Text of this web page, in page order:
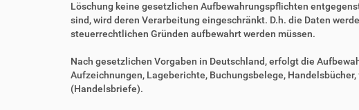
Löschung keine gesetzlichen Aufbewahrungspflichten
sind, wird deren Verarbeitung eingeschränkt. D.h. die Daten
steuerrechtlichen Gründen aufbewahrt werden müssen.
Nach gesetzlichen Vorgaben in Deutschland, erfolgt die
Aufzeichnungen, Lageberichte, Buchungsbelege,
(Handelsbriefe).